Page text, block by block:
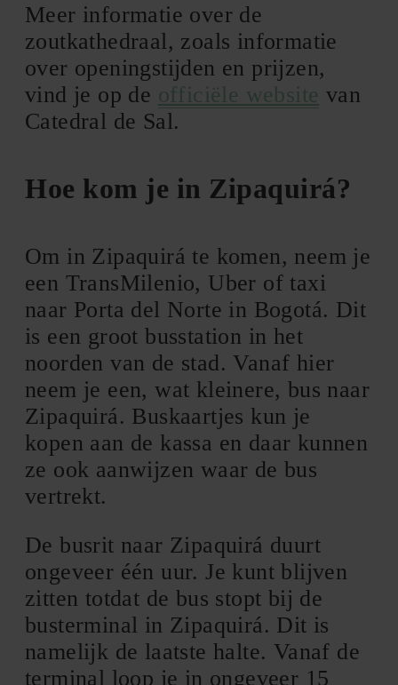
Meer informatie over de
zoutkathedraal, zoals informatie
over openingstijden en prijzen,
vind je op de officiële website van
Catedral de Sal.
Hoe kom je in Zipaquirá?
Om in Zipaquirá te komen, neem je
een TransMilenio, Uber of taxi
naar Porta del Norte in Bogotá. Dit
is een groot busstation in het
noorden van de stad. Vanaf hier
neem je een, wat kleinere, bus naar
Zipaquirá. Buskaartjes kun je
kopen aan de kassa en daar kunnen
ze ook aanwijzen waar de bus
vertrekt.
De busrit naar Zipaquirá duurt
ongeveer één uur. Je kunt blijven
zitten totdat de bus stopt bij de
busterminal in Zipaquirá. Dit is
namelijk de laatste halte. Vanaf de
terminal loop je in ongeveer 15